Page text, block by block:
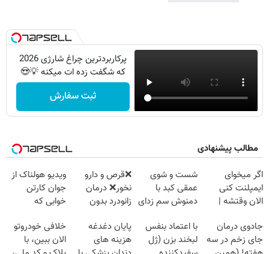
پرکاربردترین چراغ شارژی 2026
که شگفت زده ات میکنه 💡😍
ثبت سفارش
مطالب پیشنهادی
اگر میخوای
ایمپلنت کنی
الان وقتشه |
میلیون تومان!!!
شست و شوی
عمقی کبد با
دمنوش سم زدای
❌قرص‌ و دارو
نخور❌ درمان
زانودرد بدون
ویدیو هولناک از
جوان کارتن
خوابی که
آموزش رایگان
جادوی درمان
جای زخم در سه
با اعتماد بنفس
لبخند بزن (ژل
پایان دغدغه
هزینه های
خلافی خودروتو
الان ببین، با